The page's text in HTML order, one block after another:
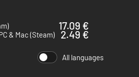
17.09 €
& Mac (Steam)
2.49 €
All languages